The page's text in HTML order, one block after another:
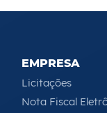
EMPRESA
Licitações
Nota Fiscal